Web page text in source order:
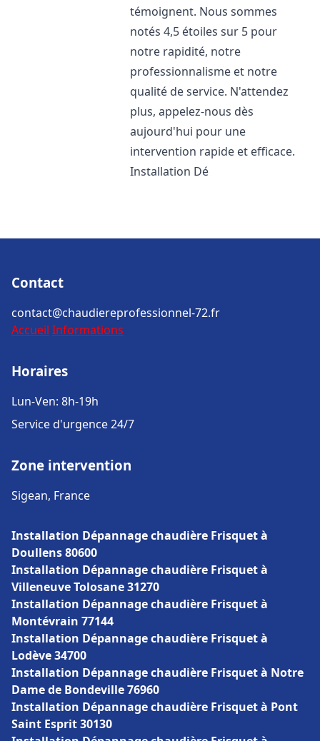
témoignent. Nous sommes
notés 4,5 étoiles sur 5 pour
notre rapidité, notre
professionnalisme et notre
qualité de service. N'attendez
plus, appelez-nous dès
aujourd'hui pour une
intervention rapide et efficace.
Installation Dé
Contact
contact@chaudiereprofessionnel-72.fr
Accueil Informations
Horaires
Lun-Ven: 8h-19h
Service d'urgence 24/7
Zone intervention
Sigean, France
Installation Dépannage chaudière Frisquet à
Doullens 80600
Installation Dépannage chaudière Frisquet à
Villeneuve Tolosane 31270
Installation Dépannage chaudière Frisquet à
Montévrain 77144
Installation Dépannage chaudière Frisquet à
Lodève 34700
Installation Dépannage chaudière Frisquet à Notre
Dame de Bondeville 76960
Installation Dépannage chaudière Frisquet à Pont
Saint Esprit 30130